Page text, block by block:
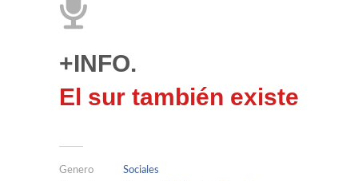
+INFO.
El sur también existe
Genero
Sociales